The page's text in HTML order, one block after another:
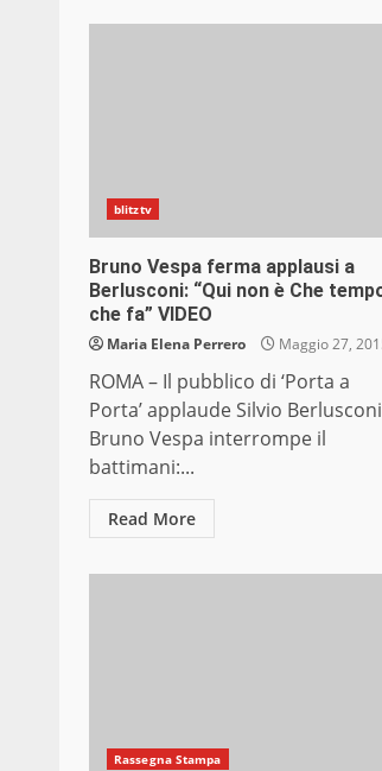
blitztv
Bruno Vespa ferma applausi a
Berlusconi: “Qui non è Che
che fa” VIDEO
Maria Elena Perrero Maggio 27,
ROMA – Il pubblico di ‘Porta a
Porta’ applaude Silvio
Bruno Vespa interrompe il
battimani:...
Read More
Rassegna Stampa